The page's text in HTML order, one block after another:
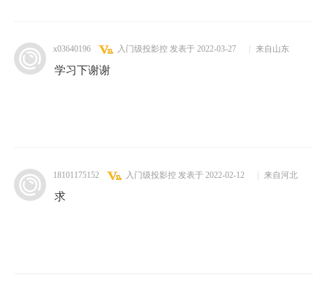
x03640196 入门级投影控 发表于 2022-03-27 来自山东
学习下谢谢
18101175152 入门级投影控 发表于 2022-02-12 来自河北
求